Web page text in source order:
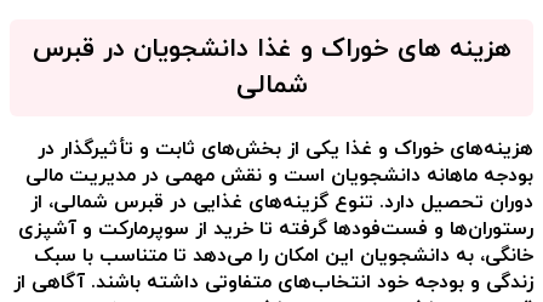
هزینه های خوراک و غذا دانشجویان در قبرس
شمالی
هزینه‌های خوراک و غذا یکی از بخش‌های ثابت و تأثیرگذار در
بودجه ماهانه دانشجویان است و نقش مهمی در مدیریت مالی
دوران تحصیل دارد. تنوع گزینه‌های غذایی در قبرس شمالی، از
رستوران‌ها و فست‌فودها گرفته تا خرید از سوپرمارکت و آشپزی
خانگی، به دانشجویان این امکان را می‌دهد تا متناسب با سبک
زندگی و بودجه خود انتخاب‌های متفاوتی داشته باشند. آگاهی از